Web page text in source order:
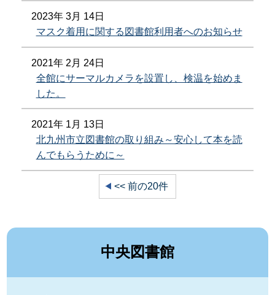
2023年 3月 14日
マスク着用に関する図書館利用者へのお知らせ
2021年 2月 24日
全館にサーマルカメラを設置し、検温を始めま
した。
2021年 1月 13日
北九州市立図書館の取り組み～安心して本を読
んでもらうために～
<< 前の20件
中央図書館